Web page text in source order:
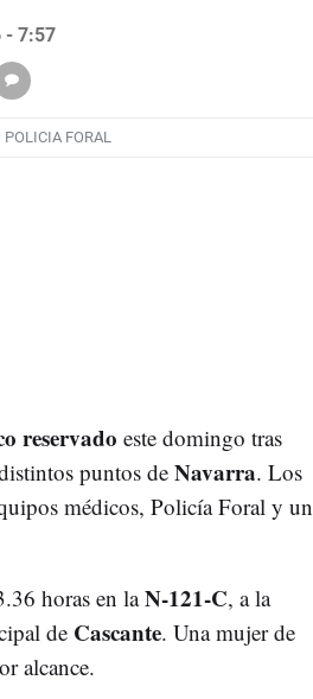
- 7:57
POLICIA FORAL
reservado este domingo tras
puntos de Navarra. Los
médicos, Policía Foral y un
horas en laN-121-C, a la
de Cascante. Una mujer de
alcance.